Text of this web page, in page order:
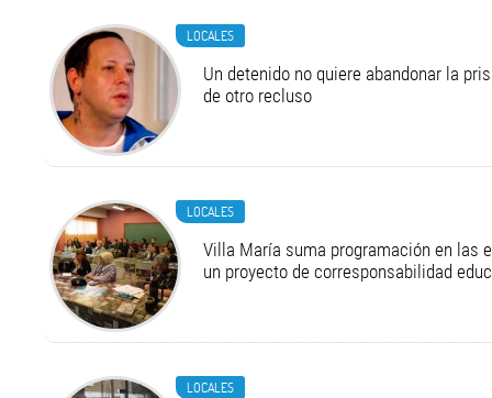
LOCALES
Un detenido no quiere abandonar la
de otro recluso
LOCALES
Villa María suma programación en las
un proyecto de corresponsabilidad
LOCALES